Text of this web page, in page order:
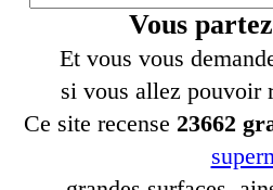
Vous
Et vous vous
si vous allez pouvoir
Ce site recense 23662